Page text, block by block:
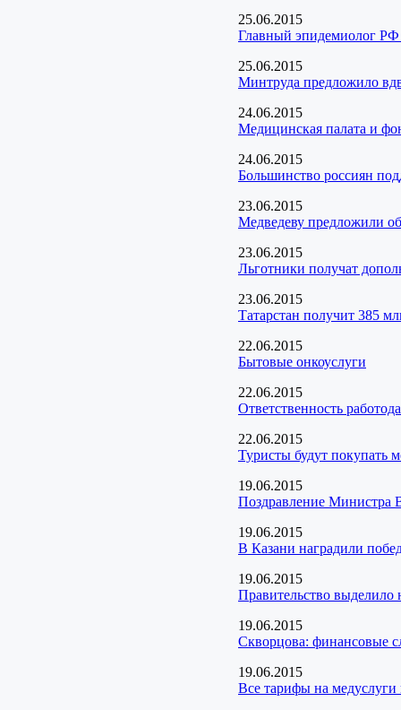
25.06.2015
Главный эпидемиолог РФ
25.06.2015
Минтруда предложило
24.06.2015
Медицинская палата и
24.06.2015
Большинство россиян
23.06.2015
Медведеву предложили
23.06.2015
Льготники получат
23.06.2015
Татарстан получит 385
22.06.2015
Бытовые онкоуслуги
22.06.2015
Ответственность
22.06.2015
Туристы будут покупать
19.06.2015
Поздравление Министра
19.06.2015
В Казани наградили
19.06.2015
Правительство выделило
19.06.2015
Скворцова: финансовые
19.06.2015
Все тарифы на